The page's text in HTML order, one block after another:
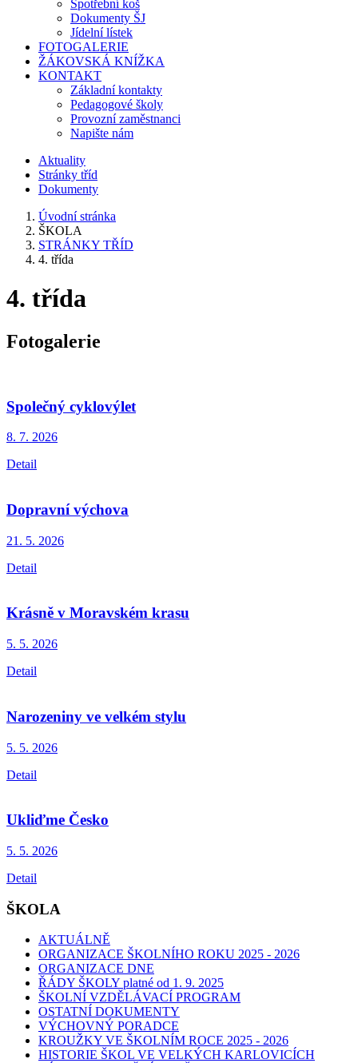
Spotřební koš
Dokumenty ŠJ
Jídelní lístek
FOTOGALERIE
ŽÁKOVSKÁ KNÍŽKA
KONTAKT
Základní kontakty
Pedagogové školy
Provozní zaměstnanci
Napište nám
Aktuality
Stránky tříd
Dokumenty
Úvodní stránka
ŠKOLA
STRÁNKY TŘÍD
4. třída
4. třída
Fotogalerie
Společný cyklovýlet
8. 7. 2026
Detail
Dopravní výchova
21. 5. 2026
Detail
Krásně v Moravském krasu
5. 5. 2026
Detail
Narozeniny ve velkém stylu
5. 5. 2026
Detail
Ukliďme Česko
5. 5. 2026
Detail
ŠKOLA
AKTUÁLNĚ
ORGANIZACE ŠKOLNÍHO ROKU 2025 - 2026
ORGANIZACE DNE
ŘÁDY ŠKOLY platné od 1. 9. 2025
ŠKOLNÍ VZDĚLÁVACÍ PROGRAM
OSTATNÍ DOKUMENTY
VÝCHOVNÝ PORADCE
KROUŽKY VE ŠKOLNÍM ROCE 2025 - 2026
HISTORIE ŠKOL VE VELKÝCH KARLOVICÍCH